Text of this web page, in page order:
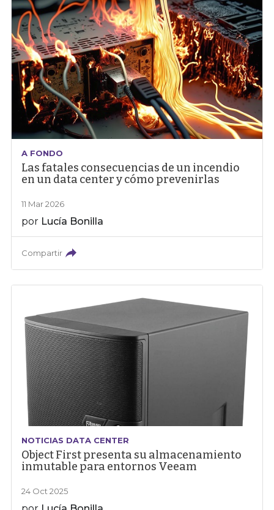
A FONDO
Las fatales consecuencias de un incendio
en un data center y cómo prevenirlas
11 Mar 2026
por Lucía Bonilla
Compartir
NOTICIAS DATA CENTER
Object First presenta su almacenamiento
inmutable para entornos Veeam
24 Oct 2025